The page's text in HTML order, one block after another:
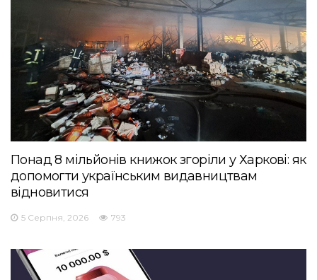
Понад 8 мільйонів книжок згоріли у Харкові: як
допомогти українським видавництвам
відновитися
5 Серпня, 2026 793